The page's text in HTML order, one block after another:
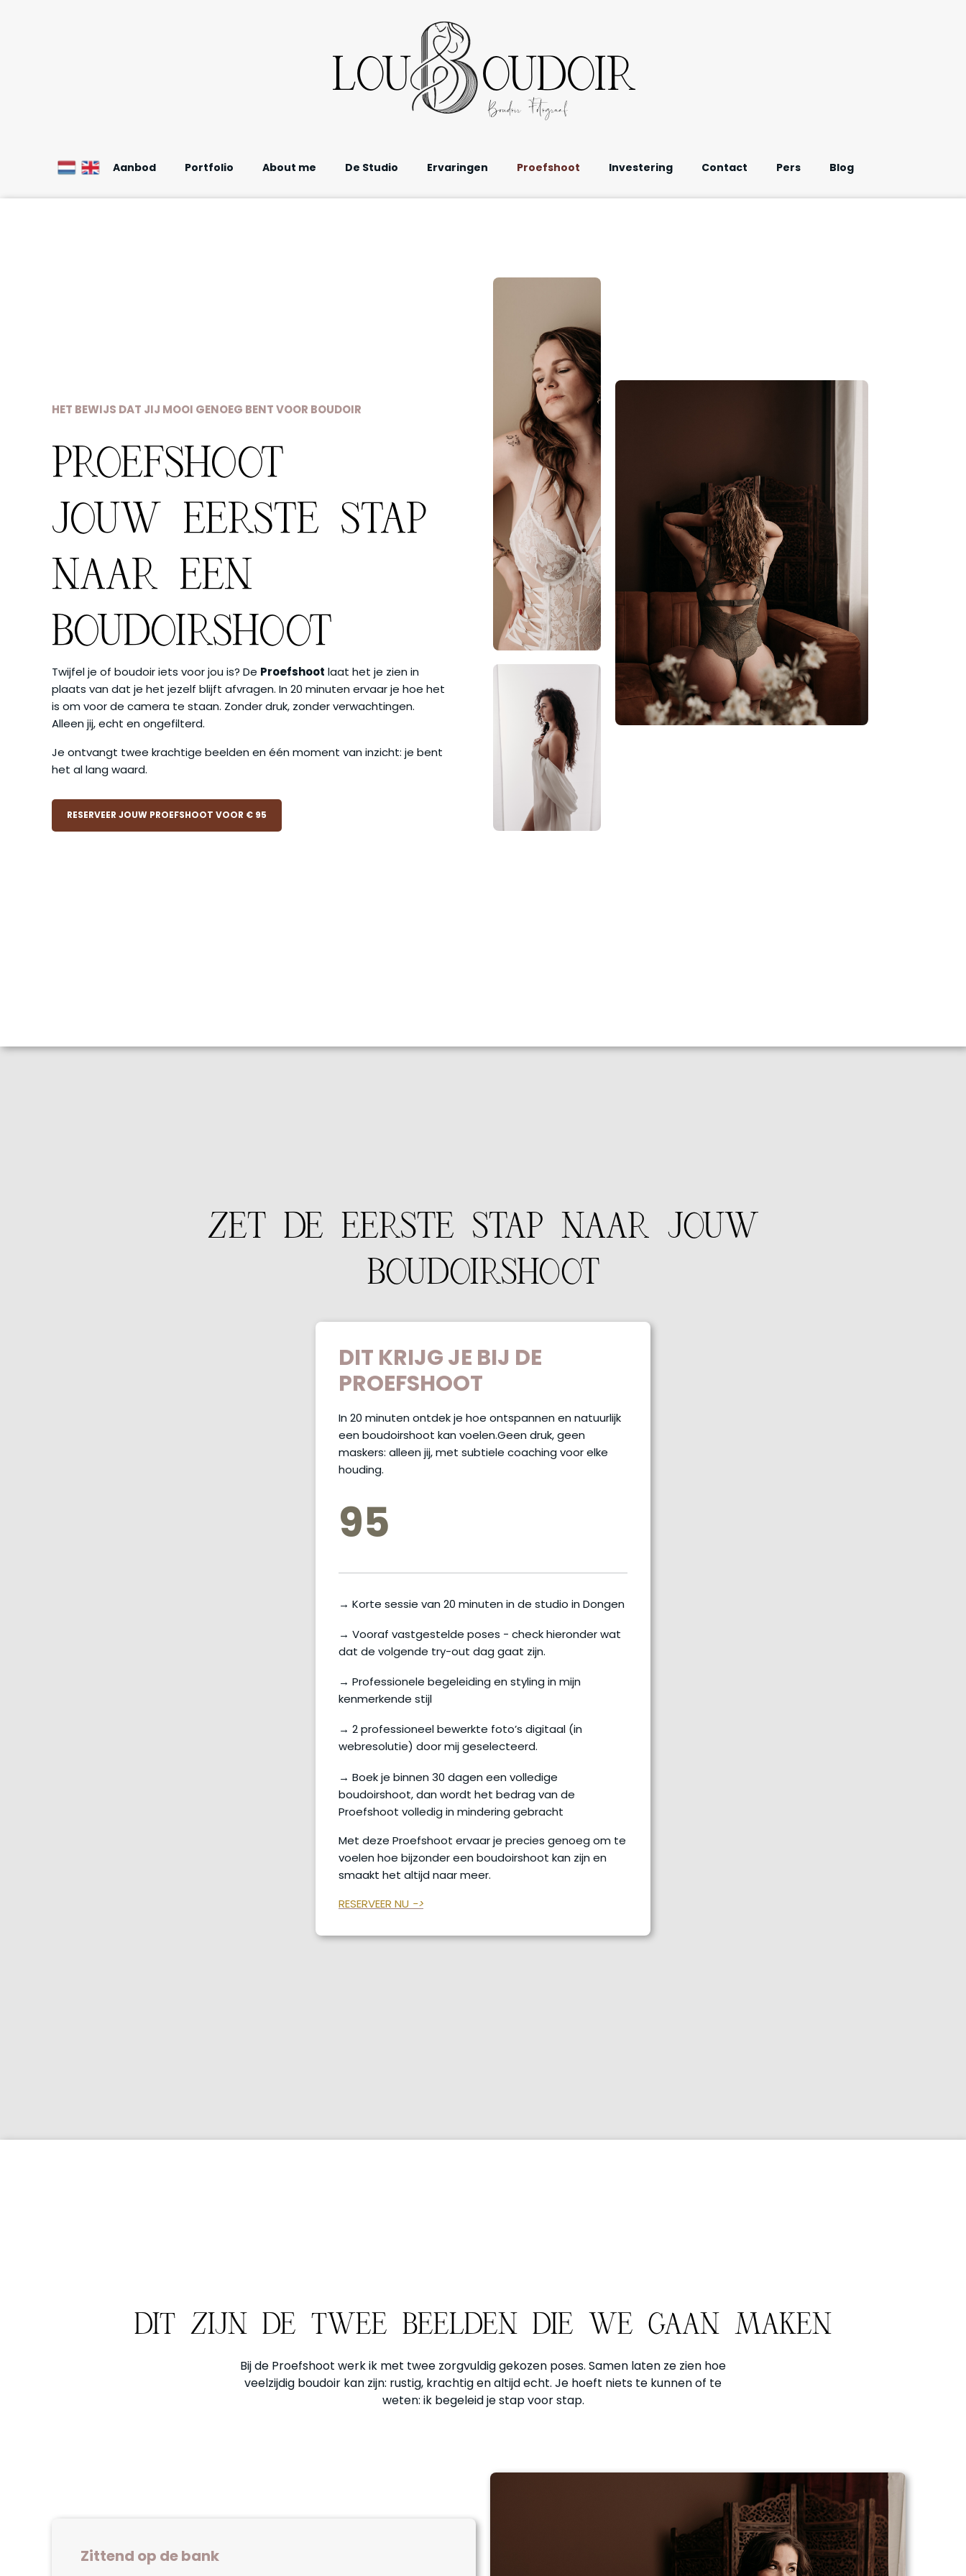
Aanbod Portfolio About me De Studio Ervaringen Proefshoot Investering Contact Pers
Onderzoek Afvallen
Blog
LOU OUDOIR
Boudoir Fotograaf
HET BEWIJS DAT JIJ MOOI GENOEG BENT VOOR BOUDOIR
PROEFSHOOT
JOUW EERSTE STAP
NAAR EEN
BOUDOIRSHOOT
Twijfel je of boudoir iets voor jou is? De Proefshoot laat het je zien in
plaats van dat je het jezelf blijft afvragen. In 20 minuten ervaar je hoe het
is om voor de camera te staan. Zonder druk, zonder verwachtingen.
Alleen jij, echt en ongefilterd.
Je ontvangt twee krachtige beelden en één moment van inzicht: je bent
het al lang waard.
RESERVEER JOUW PROEFSHOOT VOOR € 95
ZET DE EERSTE STAP NAAR JOUW
BOUDOIRSHOOT
DIT KRIJG JE BIJ DE
PROEFSHOOT
In 20 minuten ontdek je hoe ontspannen en natuurlijk
een boudoirshoot kan voelen.Geen druk, geen
maskers: alleen jij, met subtiele coaching voor elke
houding.
95
→ Korte sessie van 20 minuten in de studio in Dongen
→ Vooraf vastgestelde poses - check hieronder wat
dat de volgende try-out dag gaat zijn.
→ Professionele begeleiding en styling in mijn
kenmerkende stijl
→ 2 professioneel bewerkte foto’s digitaal (in
webresolutie) door mij geselecteerd.
→ Boek je binnen 30 dagen een volledige
boudoirshoot, dan wordt het bedrag van de
Proefshoot volledig in mindering gebracht
Met deze Proefshoot ervaar je precies genoeg om te
voelen hoe bijzonder een boudoirshoot kan zijn en
smaakt het altijd naar meer.
RESERVEER NU ->
DIT ZIJN DE TWEE BEELDEN DIE WE GAAN MAKEN
Bij de Proefshoot werk ik met twee zorgvuldig gekozen poses. Samen laten ze zien hoe
veelzijdig boudoir kan zijn: rustig, krachtig en altijd echt. Je hoeft niets te kunnen of te
weten: ik begeleid je stap voor stap.
Zittend op de bank